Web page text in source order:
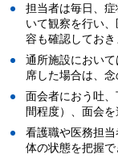
担当者は毎日、
いて観察を行い
容も確認しておき
通所施設におい
席した場合は、
面会者におう吐
間程度）、面会を
看護職や医務担
体の状態を把握で